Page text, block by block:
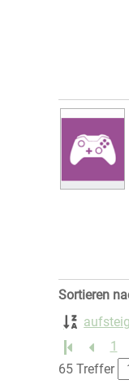
Zu den
Sortieren
1
65 Treffer